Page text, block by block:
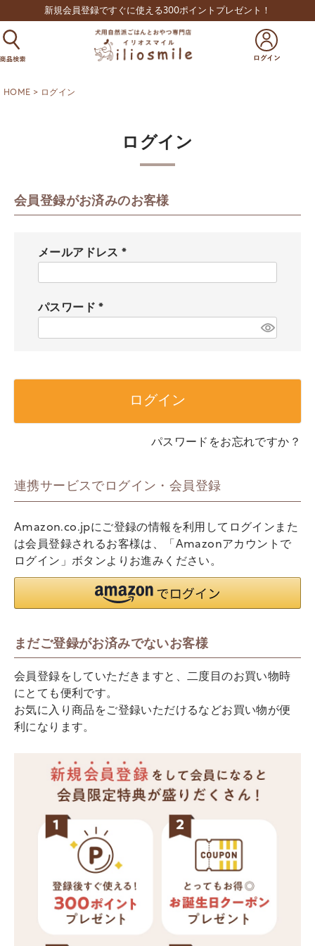
新規会員登録ですぐに使える300ポイントプレゼント！
HOME ログイン
ログイン
会員登録がお済みのお客様
メールアドレス
パスワード
)
ログイン
パスワードをお忘れですか？
連携サービスでログイン・会員登録
Amazon.co.jpにご登録の情報を利用してログインまた
は会員登録されるお客様は、「Amazonアカウントで
ログイン」ボタンよりお進みください。
まだご登録がお済みでないお客様
会員登録をしていただきますと、二度目のお買い物時
にとても便利です。
お気に入り商品をご登録いただけるなどお買い物が便
利になります。